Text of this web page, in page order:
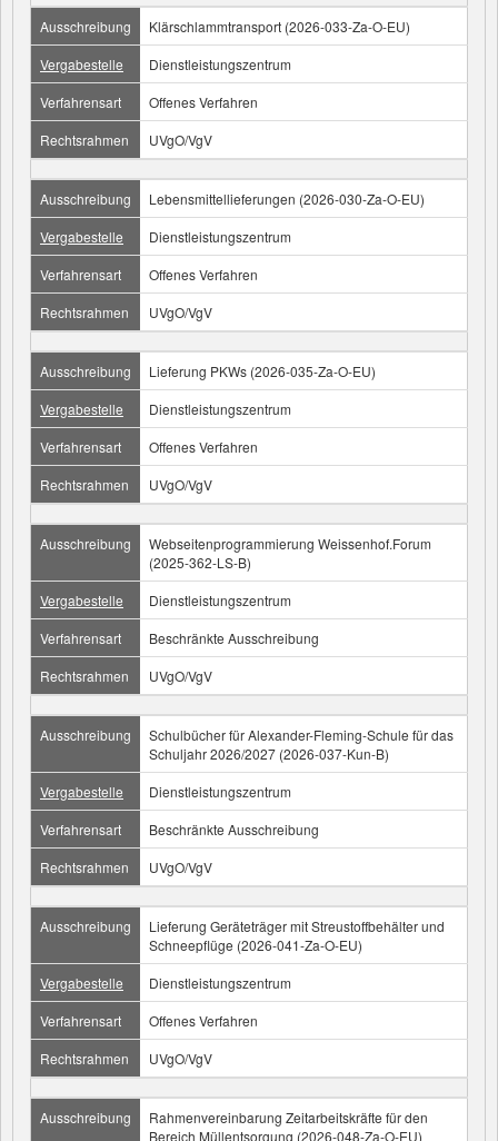
Ausschreibung
Klärschlammtransport (2026-033-Za-O-EU)
Vergabestelle
Dienstleistungszentrum
Verfahrensart
Offenes Verfahren
Rechtsrahmen
UVgO/VgV
Ausschreibung
Lebensmittellieferungen (2026-030-Za-O-EU)
Vergabestelle
Dienstleistungszentrum
Verfahrensart
Offenes Verfahren
Rechtsrahmen
UVgO/VgV
Ausschreibung
Lieferung PKWs (2026-035-Za-O-EU)
Vergabestelle
Dienstleistungszentrum
Verfahrensart
Offenes Verfahren
Rechtsrahmen
UVgO/VgV
Ausschreibung
Webseitenprogrammierung Weissenhof.Forum
(2025-362-LS-B)
Vergabestelle
Dienstleistungszentrum
Verfahrensart
Beschränkte Ausschreibung
Rechtsrahmen
UVgO/VgV
Ausschreibung
Schulbücher für Alexander-Fleming-Schule für das
Schuljahr 2026/2027 (2026-037-Kun-B)
Vergabestelle
Dienstleistungszentrum
Verfahrensart
Beschränkte Ausschreibung
Rechtsrahmen
UVgO/VgV
Ausschreibung
Lieferung Geräteträger mit Streustoffbehälter und
Schneepflüge (2026-041-Za-O-EU)
Vergabestelle
Dienstleistungszentrum
Verfahrensart
Offenes Verfahren
Rechtsrahmen
UVgO/VgV
Ausschreibung
Rahmenvereinbarung Zeitarbeitskräfte für den
Bereich Müllentsorgung (2026-048-Za-O-EU)